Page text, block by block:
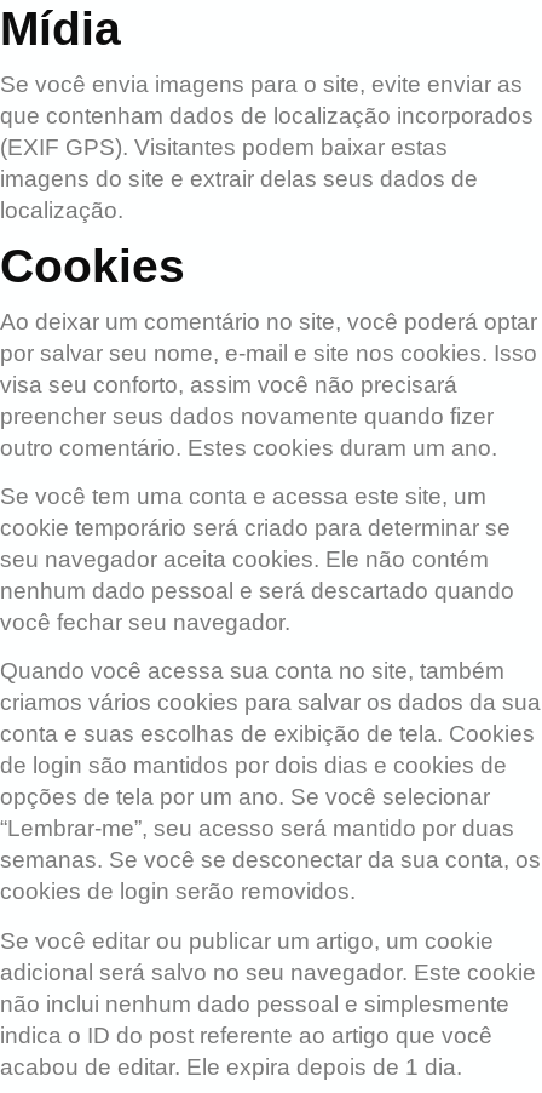
Mídia
Se você envia imagens para o site, evite enviar as
que contenham dados de localização incorporados
(EXIF GPS). Visitantes podem baixar estas
imagens do site e extrair delas seus dados de
localização.
Cookies
Ao deixar um comentário no site, você poderá optar
por salvar seu nome, e-mail e site nos cookies. Isso
visa seu conforto, assim você não precisará
preencher seus dados novamente quando fizer
outro comentário. Estes cookies duram um ano.
Se você tem uma conta e acessa este site, um
cookie temporário será criado para determinar se
seu navegador aceita cookies. Ele não contém
nenhum dado pessoal e será descartado quando
você fechar seu navegador.
Quando você acessa sua conta no site, também
criamos vários cookies para salvar os dados da sua
conta e suas escolhas de exibição de tela. Cookies
de login são mantidos por dois dias e cookies de
opções de tela por um ano. Se você selecionar
“Lembrar-me”, seu acesso será mantido por duas
semanas. Se você se desconectar da sua conta, os
cookies de login serão removidos.
Se você editar ou publicar um artigo, um cookie
adicional será salvo no seu navegador. Este cookie
não inclui nenhum dado pessoal e simplesmente
indica o ID do post referente ao artigo que você
acabou de editar. Ele expira depois de 1 dia.